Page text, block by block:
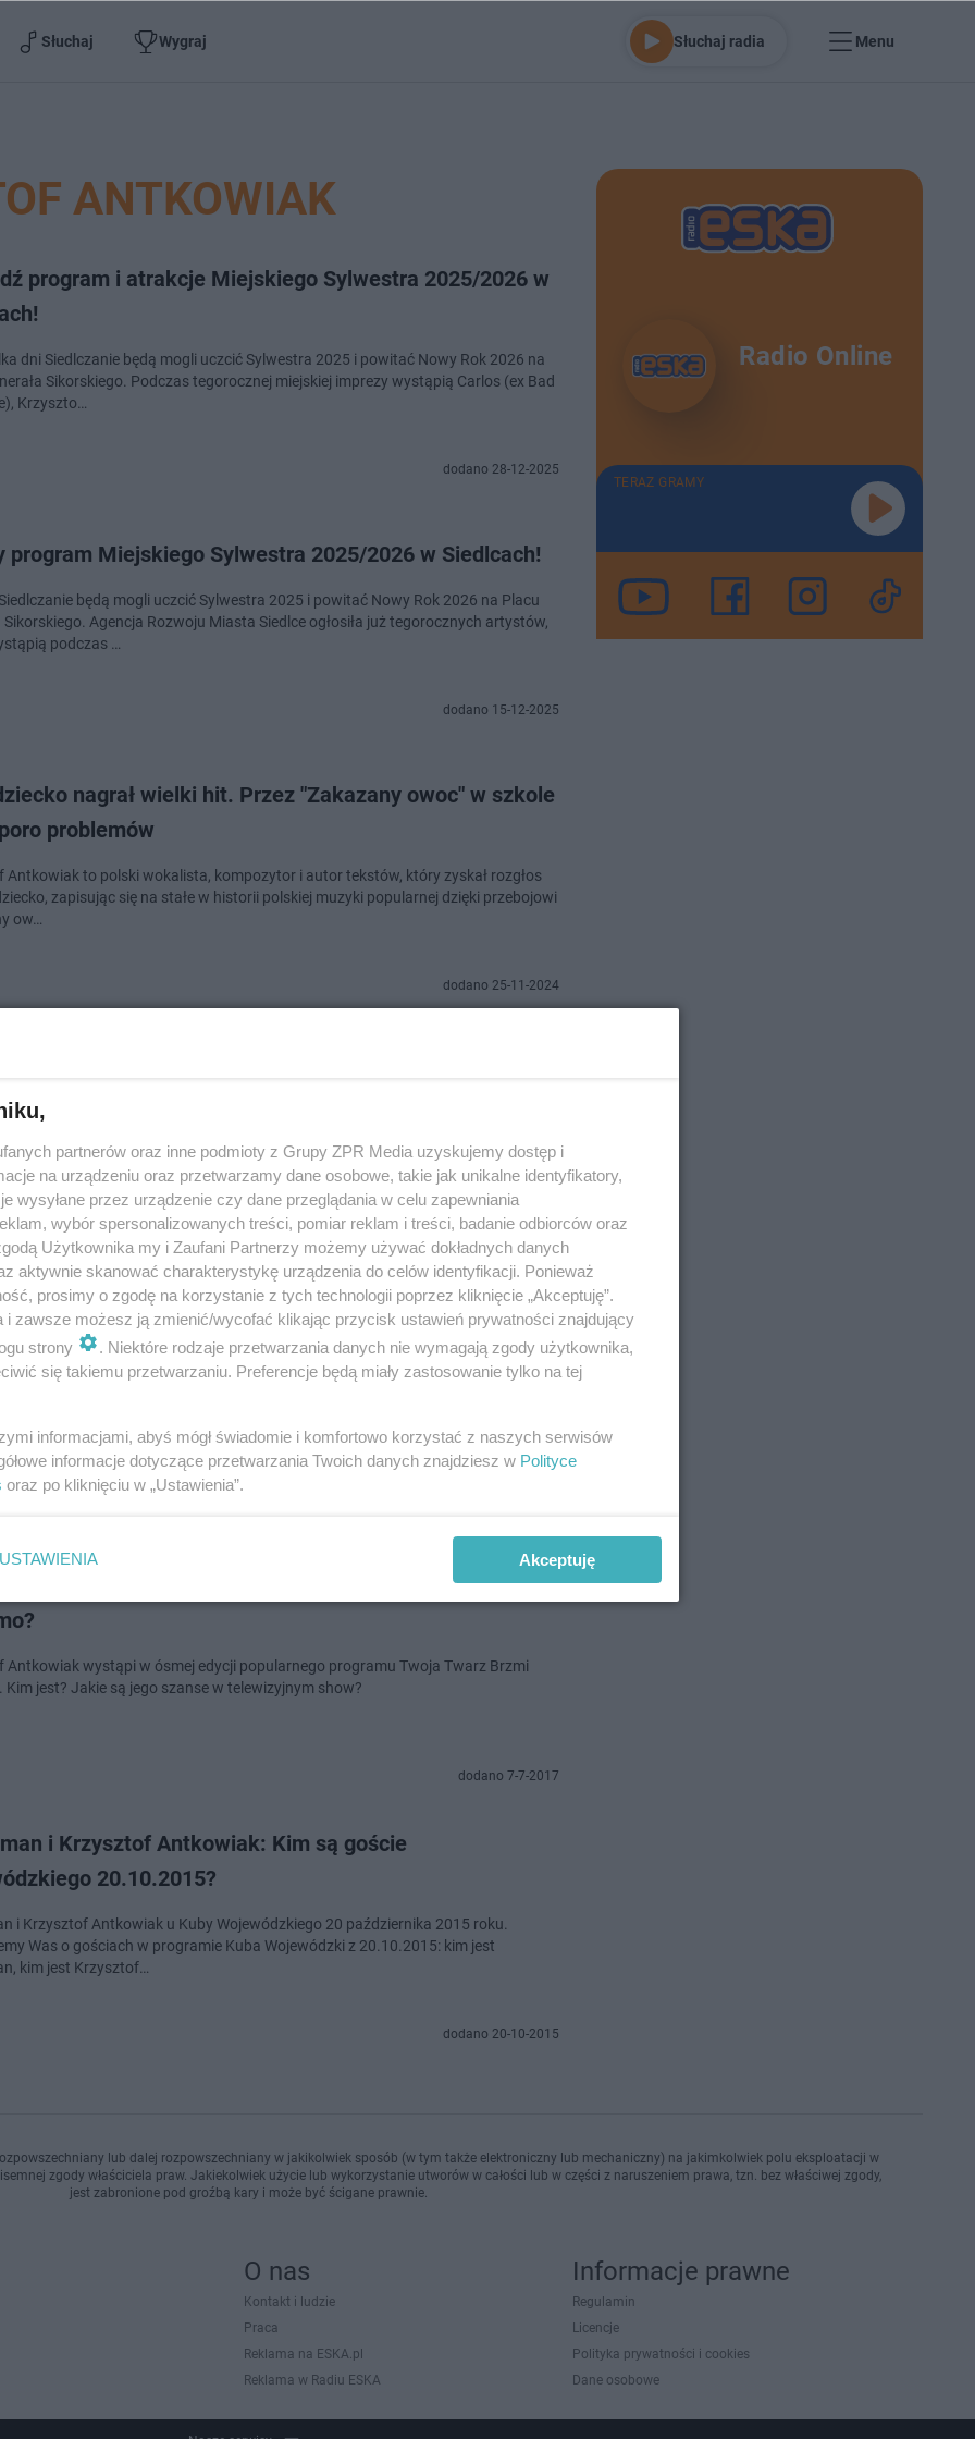
Słuchaj Wygraj Słuchaj radia Menu
ANTKOWIAK
program i atrakcje Miejskiego Sylwestra 2025/2026 w
dni Siedlczanie będą mogli uczcić Sylwestra 2025 i powitać Nowy Rok 2026 na
Sikorskiego. Podczas tegorocznej miejskiej imprezy wystąpią Carlos (ex Bad
Krzyszto…
dodano 28-12-2025
program Miejskiego Sylwestra 2025/2026 w Siedlcach!
będą mogli uczcić Sylwestra 2025 i powitać Nowy Rok 2026 na Placu
Sikorskiego. Agencja Rozwoju Miasta Siedlce ogłosiła już tegorocznych artystów,
podczas …
dodano 15-12-2025
nagrał wielki hit. Przez "Zakazany owoc" w szkole
problemów
Antkowiak to polski wokalista, kompozytor i autor tekstów, który zyskał rozgłos
zapisując się na stałe w historii polskiej muzyki popularnej dzięki przebojowi
ow…
dodano 25-11-2024
[VIDEO]
Antkowiak śpiewa Despacito w Twoja Twarz Brzmi Znajomo! Jak mu poszło?
się już teraz - na ESKA.pl
dodano 17-9-2017
Brzmi Znajomo: Despacito w wykonaniu
najgorętszy hit minionych wakacji!
Antkowiak - kim jest uczestnik Twoja Twarz Brzmi
Antkowiak wystąpi w ósmej edycji popularnego programu Twoja Twarz Brzmi
Kim jest? Jakie są jego szanse w telewizyjnym show?
dodano 7-7-2017
i Krzysztof Antkowiak: Kim są goście
20.10.2015?
i Krzysztof Antkowiak u Kuby Wojewódzkiego 20 października 2015 roku.
Was o gościach w programie Kuba Wojewódzki z 20.10.2015: kim jest
kim jest Krzysztof…
dodano 20-10-2015
Radio Online
TERAZ GRAMY
lub dalej rozpowszechniany w jakikolwiek sposób (w tym także elektroniczny lub mechaniczny) na jakimkolwiek polu eksploatacji w
zgody właściciela praw. Jakiekolwiek użycie lub wykorzystanie utworów w całości lub w części z naruszeniem prawa, tzn. bez właściwej zgody,
jest zabronione pod groźbą kary i może być ścigane prawnie.
O nas
Kontakt i ludzie
Praca
Reklama na ESKA.pl
Reklama w Radiu ESKA
Informacje prawne
Regulamin
Licencje
Polityka prywatności i cookies
Dane osobowe
partnerów oraz inne podmioty z Grupy ZPR Media uzyskujemy dostęp i
na urządzeniu oraz przetwarzamy dane osobowe, takie jak unikalne identyfikatory,
wysyłane przez urządzenie czy dane przeglądania w celu zapewniania
wybór spersonalizowanych treści, pomiar reklam i treści, badanie odbiorców oraz
Użytkownika my i Zaufani Partnerzy możemy używać dokładnych danych
aktywnie skanować charakterystykę urządzenia do celów identyfikacji. Ponieważ
prosimy o zgodę na korzystanie z tych technologii poprzez kliknięcie „Akceptuję”.
i zawsze możesz ją zmienić/wycofać klikając przycisk ustawień prywatności znajdujący
strony
. Niektóre rodzaje przetwarzania danych nie wymagają zgody użytkownika,
się takiemu przetwarzaniu. Preferencje będą miały zastosowanie tylko na tej
informacjami, abyś mógł świadomie i komfortowo korzystać z naszych serwisów
informacje dotyczące przetwarzania Twoich danych znajdziesz w Polityce
oraz po kliknięciu w „Ustawienia”.
USTAWIENIA Akceptuję